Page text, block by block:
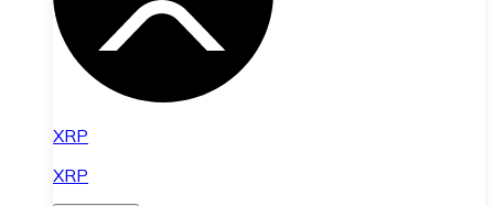
XRP
XRP